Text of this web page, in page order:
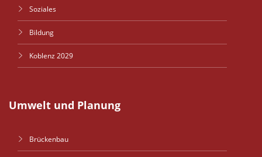
Soziales
Bildung
Koblenz 2029
Umwelt und Planung
Brückenbau